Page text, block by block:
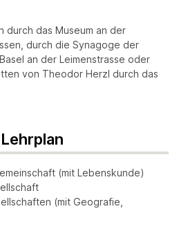
durch das Museum an der
durch die Synagoge der
an der Leimenstrasse oder
von Theodor Herzl durch das
(mit Lebenskunde)
(mit Geografie,